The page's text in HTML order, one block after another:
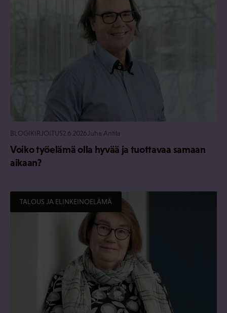
BLOGIKIRJOITUS2.6.2026 Juha Antila
Voiko työelämä olla hyvää ja tuottavaa samaan
aikaan?
TALOUS JA ELINKEINOELÄMÄ